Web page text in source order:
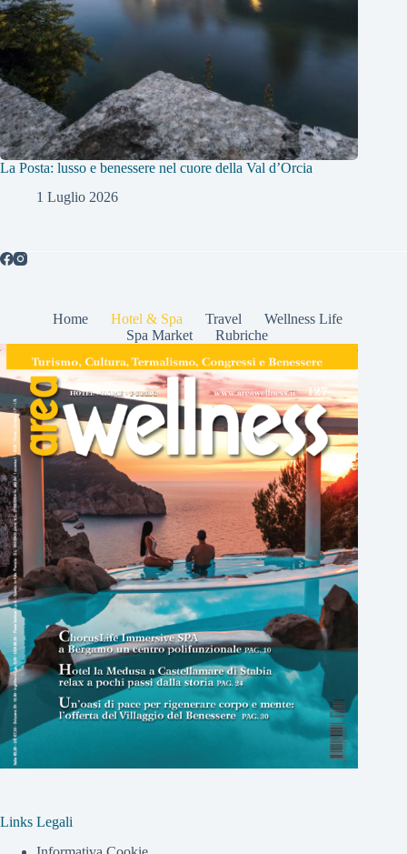
La Posta: lusso e benessere nel cuore della Val d’Orcia
1 Luglio 2026
Home Hotel & Spa Travel
Wellness Life
Spa Market
Rubriche
Links Legali